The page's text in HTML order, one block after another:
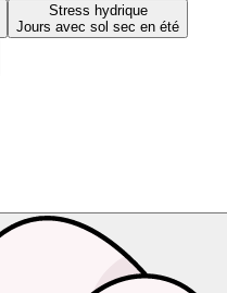
Stress hydrique
Jours avec sol sec en été